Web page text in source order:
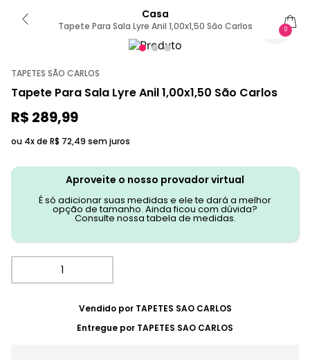
Casa
Tapete Para Sala Lyre Anil 1,00x1,50 São Carlos 0
TAPETES SÃO CARLOS
Tapete Para Sala Lyre Anil 1,00x1,50 São Carlos
R$ 289,99
ou 4x de R$ 72,49 sem juros
Aproveite o nosso provador virtual
É só adicionar suas medidas e ele te dará a melhor
opção de tamanho. Ainda ficou com dúvida?
Consulte nossa tabela de medidas.
Vendido por TAPETES SAO CARLOS
Entregue por TAPETES SAO CARLOS